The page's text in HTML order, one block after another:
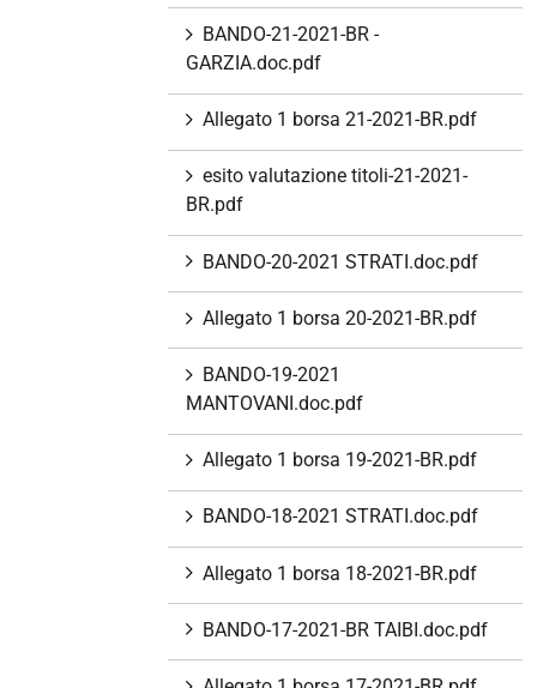
BANDO-21-2021-BR -
GARZIA.doc.pdf
Allegato 1 borsa 21-2021-BR.pdf
esito valutazione titoli-21-2021-
BR.pdf
BANDO-20-2021 STRATI.doc.pdf
Allegato 1 borsa 20-2021-BR.pdf
BANDO-19-2021
MANTOVANI.doc.pdf
Allegato 1 borsa 19-2021-BR.pdf
BANDO-18-2021 STRATI.doc.pdf
Allegato 1 borsa 18-2021-BR.pdf
BANDO-17-2021-BR TAIBI.doc.pdf